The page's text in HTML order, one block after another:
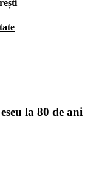
la 80 de ani